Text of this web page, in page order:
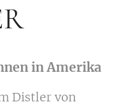
in Amerika
Distler von